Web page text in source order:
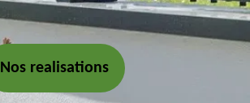
Nos realisations